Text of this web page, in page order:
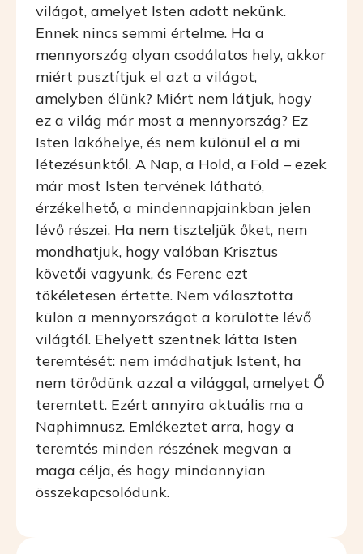
világot, amelyet Isten adott nekünk.
Ennek nincs semmi értelme. Ha a
mennyország olyan csodálatos hely, akkor
miért pusztítjuk el azt a világot,
amelyben élünk? Miért nem látjuk, hogy
ez a világ már most a mennyország? Ez
Isten lakóhelye, és nem különül el a mi
létezésünktől. A Nap, a Hold, a Föld – ezek
már most Isten tervének látható,
érzékelhető, a mindennapjainkban jelen
lévő részei. Ha nem tiszteljük őket, nem
mondhatjuk, hogy valóban Krisztus
követői vagyunk, és Ferenc ezt
tökéletesen értette. Nem választotta
külön a mennyországot a körülötte lévő
világtól. Ehelyett szentnek látta Isten
teremtését: nem imádhatjuk Istent, ha
nem törődünk azzal a világgal, amelyet Ő
teremtett. Ezért annyira aktuális ma a
Naphimnusz. Emlékeztet arra, hogy a
teremtés minden részének megvan a
maga célja, és hogy mindannyian
összekapcsolódunk.